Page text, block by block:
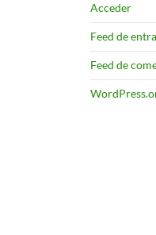
Acceder
Feed de
Feed de